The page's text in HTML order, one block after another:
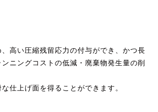
高い圧縮残留応力の付与ができ、かつ長
ニングコストの低減・廃棄物発生量の削
仕上げ面を得ることができます。